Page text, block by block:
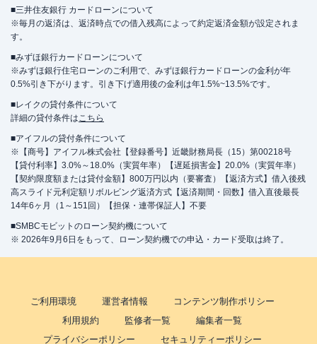
■三井住友銀行 カードローンについて
※毎月の返済は、返済時点での借入残高によって約定返済金額が設定されま
す。
■みずほ銀行カードローンについて
※みずほ銀行住宅ローンのご利用で、みずほ銀行カードローンの金利が年
0.5%引き下がります。引き下げ適用後の金利は年1.5%~13.5%です。
■レイクの貸付条件について
詳細の貸付条件はこちら
■アイフルの貸付条件について
※【商号】アイフル株式会社【登録番号】近畿財務局長（15）第00218号
【貸付利率】3.0%～18.0%（実質年率）【遅延損害金】20.0%（実質年率）
【契約限度額または貸付金額】800万円以内（要審査）【返済方式】借入後残
高スライド元利定額リボルビング返済方式【返済期間・回数】借入直後最長
14年6ヶ月（1～151回）【担保・連帯保証人】不要
■SMBCモビットのローン契約機について
※ 2026年9月6日をもって、ローン契約機での申込・カード受取は終了。
ご利用環境 運営者情報
コンテンツ制作ポリシー
利用規約
監修者一覧
編集者一覧
プライバシーポリシー
セキュリティーポリシー